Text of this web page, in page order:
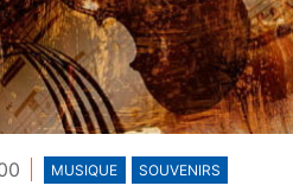
MUSIQUE SOUVENIRS